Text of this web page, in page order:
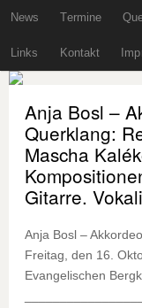
News Termine
Links Kontakt
Anja Bosl –
Querklang:
Mascha
Gitarre.
Anja Bosl –
Freitag, den 16.
Evangelischen